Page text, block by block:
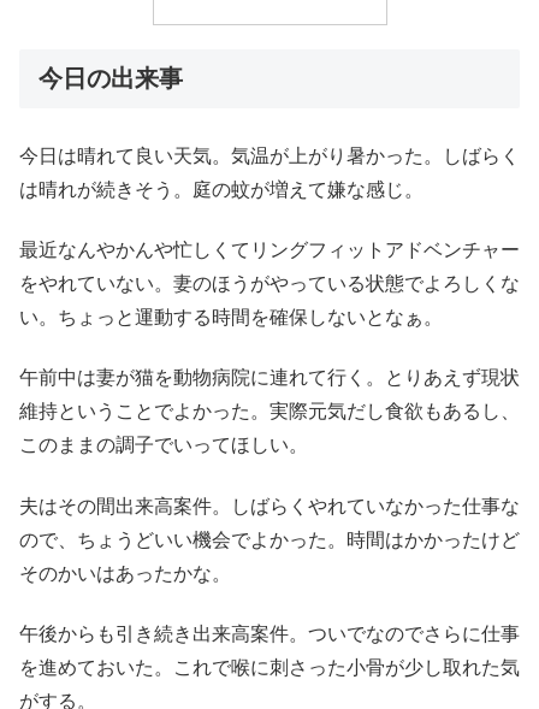
今日の出来事
今日は晴れて良い天気。気温が上がり暑かった。しばらく
は晴れが続きそう。庭の蚊が増えて嫌な感じ。
最近なんやかんや忙しくてリングフィットアドベンチャー
をやれていない。妻のほうがやっている状態でよろしくな
い。ちょっと運動する時間を確保しないとなぁ。
午前中は妻が猫を動物病院に連れて行く。とりあえず現状
維持ということでよかった。実際元気だし食欲もあるし、
このままの調子でいってほしい。
夫はその間出来高案件。しばらくやれていなかった仕事な
ので、ちょうどいい機会でよかった。時間はかかったけど
そのかいはあったかな。
午後からも引き続き出来高案件。ついでなのでさらに仕事
を進めておいた。これで喉に刺さった小骨が少し取れた気
がする。